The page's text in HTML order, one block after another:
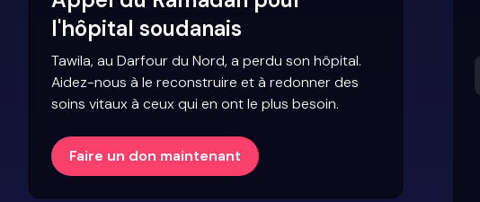
l'hôpital soudanais
Tawila, au Darfour du Nord, a perdu son hôpital.
Aidez-nous à le reconstruire et à redonner des
soins vitaux à ceux qui en ont le plus besoin.
Faire un don maintenant